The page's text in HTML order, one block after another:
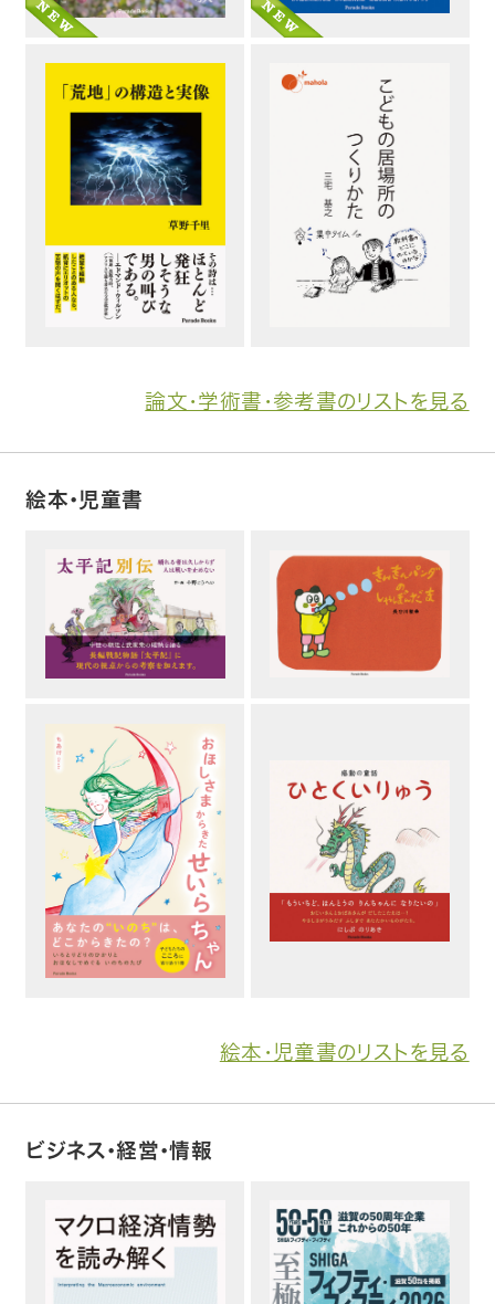
論文・学術書・参考書のリストを見る
絵本・児童書
絵本・児童書のリストを見る
ビジネス・経営・情報